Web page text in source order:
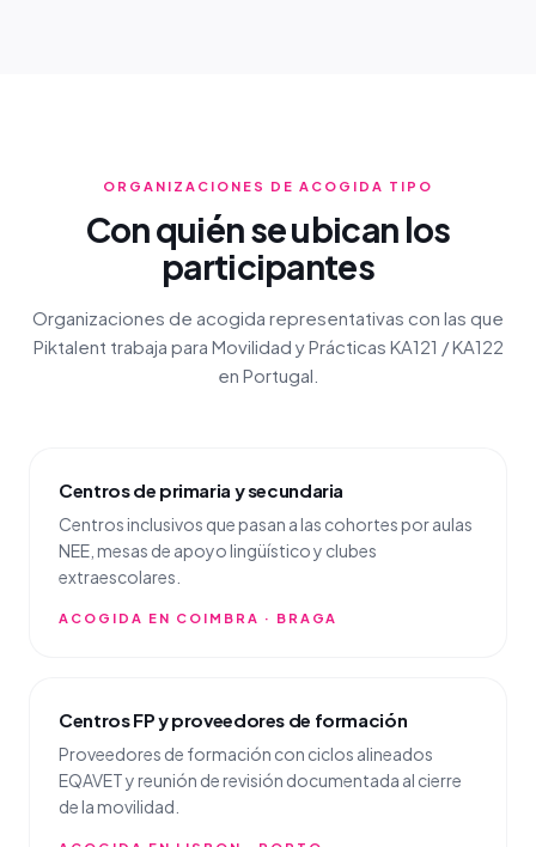
ORGANIZACIONES DE ACOGIDA TIPO
Con quién se ubican los
participantes
Organizaciones de acogida representativas con las que
Piktalent trabaja para Movilidad y Prácticas KA121 / KA122
en Portugal.
Centros de primaria y secundaria
Centros inclusivos que pasan a las cohortes por aulas
NEE, mesas de apoyo lingüístico y clubes
extraescolares.
ACOGIDA EN COIMBRA · BRAGA
Centros FP y proveedores de formación
Proveedores de formación con ciclos alineados
EQAVET y reunión de revisión documentada al cierre
de la movilidad.